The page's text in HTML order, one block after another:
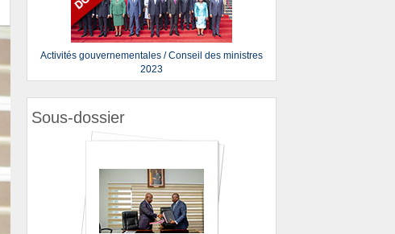
Activités gouvernementales / Conseil des ministres
2023
Sous-dossier